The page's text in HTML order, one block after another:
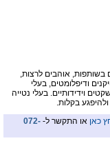
פייסבוקבשותפות, אוהבים לרצות,
ודיפלומטים, בעלי
וידידותיים. בעלי נטייה
בקלות.
כאן או התקשר ל- 072-